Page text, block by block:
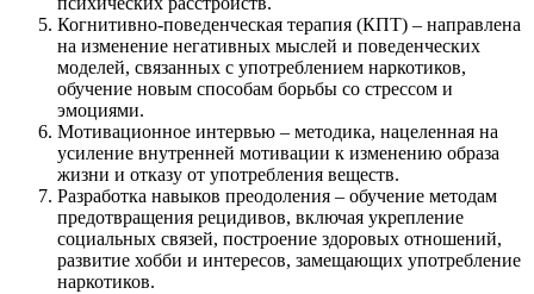
Когнитивно-поведенческая терапия (КПТ) – направлена
на изменение негативных мыслей и поведенческих
моделей, связанных с употреблением наркотиков,
обучение новым способам борьбы со стрессом и
эмоциями.
Мотивационное интервью – методика, нацеленная на
усиление внутренней мотивации к изменению образа
жизни и отказу от употребления веществ.
Разработка навыков преодоления – обучение методам
предотвращения рецидивов, включая укрепление
социальных связей, построение здоровых отношений,
развитие хобби и интересов, замещающих употребление
наркотиков.